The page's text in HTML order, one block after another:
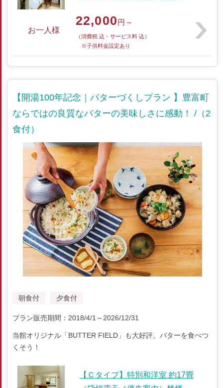
お一人様
22,000円～
（消費税 込・サービス料 込）
※子供料金設定あり
【開湯100年記念｜バターづくしプラン 】豊富町
ならではの良質なバターの美味しさに感動！ /（2
食付）
朝食付 夕食付
プラン販売期間：2018/4/1～2026/12/31
当館オリジナル「BUTTER FIELD」も大好評。バターを食べつ
くそう！
【Ｃタイプ】特別和洋室 約17畳